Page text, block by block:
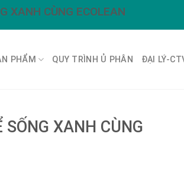
XANH CÙNG ECOLEAN
PHẨM QUY TRÌNH Ủ PHÂN ĐẠI LÝ-
XANH CÙNG